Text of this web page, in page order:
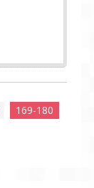
169-180